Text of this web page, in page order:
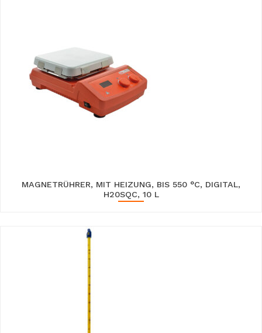
MAGNETRÜHRER, MIT HEIZUNG, BIS 550 °C, DIGITAL,
H20SQC, 10 L